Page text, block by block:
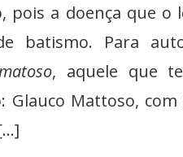
pois a doença que
batismo. Para
, aquele que
Mattoso, com